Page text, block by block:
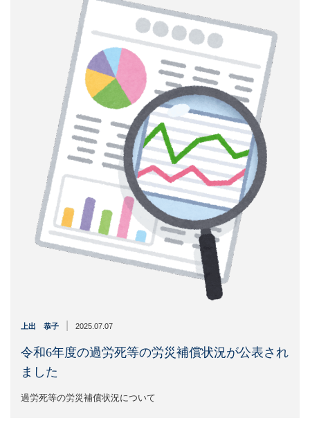
上出 恭子 2025.07.07
令和6年度の過労死等の労災補償状況が公表され
ました
過労死等の労災補償状況について